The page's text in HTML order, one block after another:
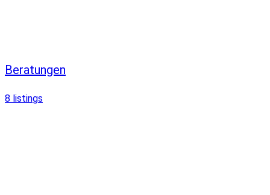
Beratungen
8 listings